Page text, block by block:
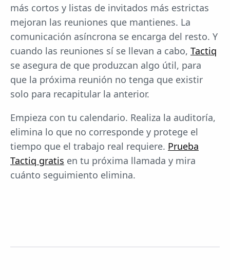
más cortos y listas de invitados más estrictas
mejoran las reuniones que mantienes. La
comunicación asíncrona se encarga del resto. Y
cuando las reuniones sí se llevan a cabo, Tactiq
se asegura de que produzcan algo útil, para
que la próxima reunión no tenga que existir
solo para recapitular la anterior.
Empieza con tu calendario. Realiza la auditoría,
elimina lo que no corresponde y protege el
tiempo que el trabajo real requiere. Prueba
Tactiq gratis en tu próxima llamada y mira
cuánto seguimiento elimina.